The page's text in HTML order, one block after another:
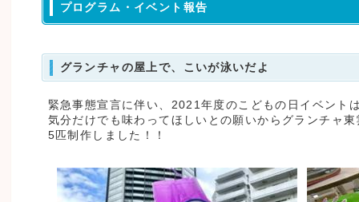
プログラム・イベント報告
グランチャの屋上で、こいが泳いだよ
緊急事態宣言に伴い、2021年度のこどもの日イベント
気分だけでも味わってほしいとの願いからグランチャ
5匹制作しました！！